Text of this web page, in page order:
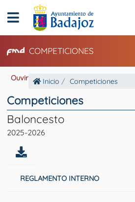
COMPETICIONES
Ouvir Inicio Competiciones
Competiciones
Baloncesto
2025-2026
REGLAMENTO INTERNO